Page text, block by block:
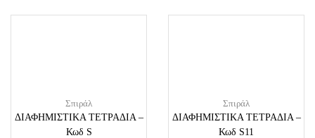
Σπιράλ
ΔΙΑΦΗΜΙΣΤΙΚΑ ΤΕΤΡΑΔΙΑ –
Κωδ S
Σπιράλ
ΔΙΑΦΗΜΙΣΤΙΚΑ ΤΕΤΡΑΔΙΑ –
Κωδ S11